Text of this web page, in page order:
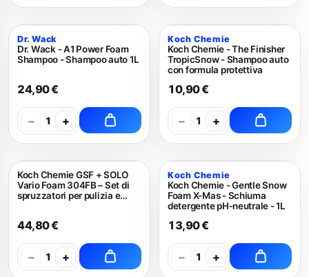
Dr. Wack
Dr. Wack - A1 Power Foam
Shampoo - Shampoo auto 1L
24,90 €
− 1 +
Koch Chemie
Koch Chemie - The Finisher
TropicSnow - Shampoo auto
con formula protettiva
10,90 €
− 1 +
Koch Chemie GSF + SOLO
Vario Foam 304FB – Set di
spruzzatori per pulizia e
44,80 €
− 1 +
Koch Chemie
Koch Chemie - Gentle Snow
Foam X-Mas - Schiuma
detergente pH-neutrale - 1L
13,90 €
− 1 +